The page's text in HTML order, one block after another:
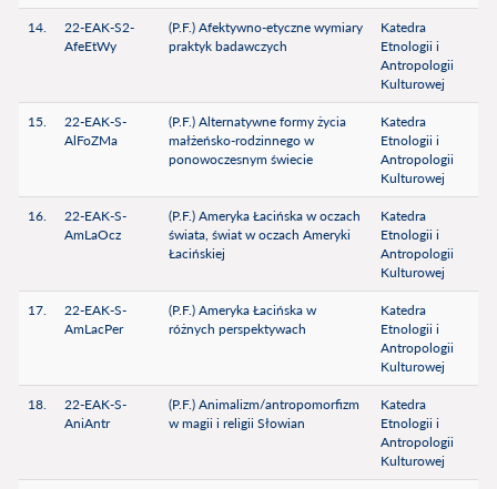
14.
22-EAK-S2-
AfeEtWy
(P.F.) Afektywno-etyczne wymiary
praktyk badawczych
Katedra
Etnologii i
Antropologii
Kulturowej
15.
22-EAK-S-
AlFoZMa
(P.F.) Alternatywne formy życia
małżeńsko-rodzinnego w
ponowoczesnym świecie
Katedra
Etnologii i
Antropologii
Kulturowej
16.
22-EAK-S-
AmLaOcz
(P.F.) Ameryka Łacińska w oczach
świata, świat w oczach Ameryki
Łacińskiej
Katedra
Etnologii i
Antropologii
Kulturowej
17.
22-EAK-S-
AmLacPer
(P.F.) Ameryka Łacińska w
różnych perspektywach
Katedra
Etnologii i
Antropologii
Kulturowej
18.
22-EAK-S-
AniAntr
(P.F.) Animalizm/antropomorfizm
w magii i religii Słowian
Katedra
Etnologii i
Antropologii
Kulturowej